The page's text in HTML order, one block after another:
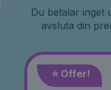
Du betalar inget
avsluta din
⭐️ Offer!
Månad